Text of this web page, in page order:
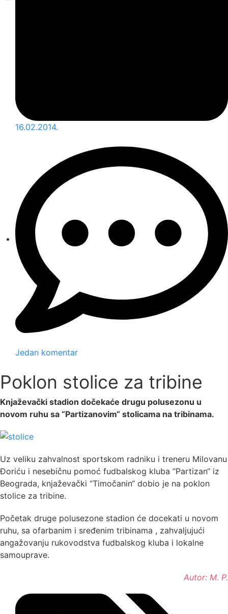
16.02.2014.
Jedan komentar
Poklon stolice za tribine
Knjaževački stadion dočekaće drugu polusezonu u
novom ruhu sa “Partizanovim“ stolicama na tribinama.
Uz veliku zahvalnost sportskom radniku i treneru Milovanu
Đoriću i nesebičnu pomoć fudbalskog kluba “Partizan“ iz
Beograda, knjaževački “Timočanin“ dobio je na poklon
stolice za tribine.
Početak druge polusezone stadion će docekati u novom
ruhu, sa ofarbanim i sređenim tribinama , zahvaljujući
angažovanju rukovodstva fudbalskog kluba i lokalne
samouprave.
Autor: M. P.